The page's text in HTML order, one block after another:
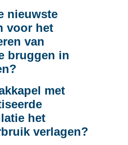
nieuwste
voor het
van
bruggen in
met
het
verlagen?